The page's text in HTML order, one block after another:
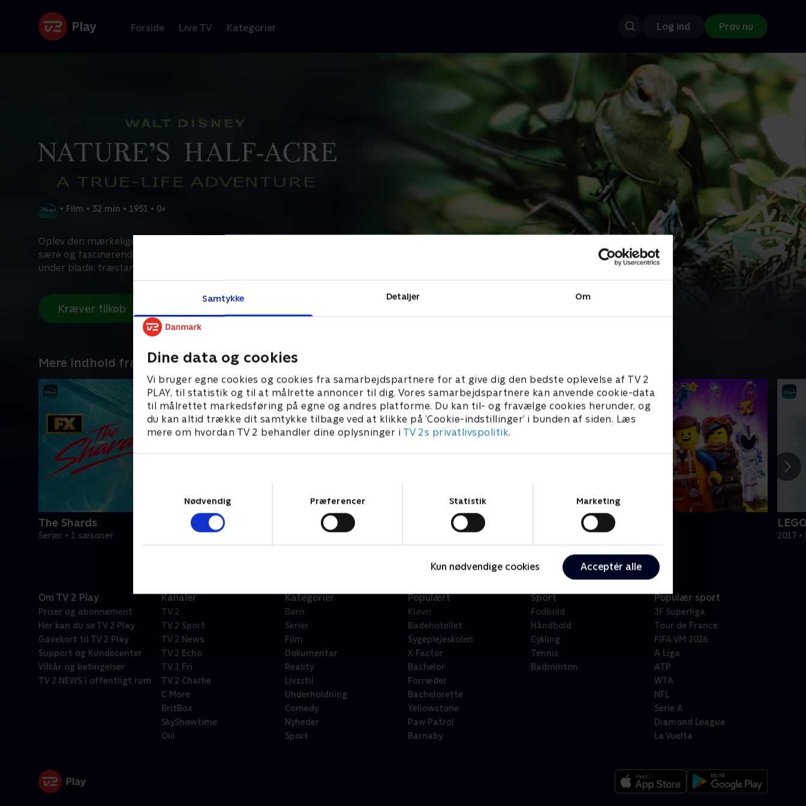
Samtykke Detaljer Om
Dine data og cookies
Vi bruger egne cookies og cookies fra samarbejdspartnere for at give dig den bedste oplevelse af TV 2
PLAY, til statistik og til at målrette annoncer til dig. Vores samarbejdspartnere kan anvende cookie-data
til målrettet markedsføring på egne og andres platforme. Du kan til- og fravælge cookies herunder, og
du kan altid trække dit samtykke tilbage ved at klikke på ’Cookie-indstillinger’ i bunden af siden. Læs
mere om hvordan TV 2 behandler dine oplysninger i TV 2s privatlivspolitik.
Nødvendig
Præferencer Statistik Marketing
Kun nødvendige cookies Acceptér alle
Forside Live TV Kategorier Log ind Prøv nu
• Film • 32 min • 1951 • 0+
Oplev den mærkelige og vidunderlige verden med millioner af
sære og fascinerende væsner, der lever under vores fødder,
under blade, træstammer og sten.
Kræver tilkøb
Mere indhold fra Disney+
The Shards
Serier • 1 sæsoner
Star Wars: Visions Presents - The Ninth Jedi
Serier • 1 sæsoner
LEGO filmen 2
2019 • Film • 1 t. 47 min 2017
Om TV 2 Play
Priser og abonnement
Her kan du se TV 2 Play
Gavekort til TV 2 Play
Support og Kundecenter
Vilkår og betingelser
TV 2 NEWS i offentligt rum
Kanaler
TV 2
TV 2 Sport
TV 2 News
TV 2 Echo
TV 2 Fri
TV 2 Charlie
C More
BritBox
SkyShowtime
Oiii
Kategorier
Børn
Serier
Film
Dokumentar
Reality
Livsstil
Underholdning
Comedy
Nyheder
Sport
Populært
Klovn
Badehotellet
Sygeplejeskolen
X Factor
Bachelor
Forræder
Bachelorette
Yellowstone
Paw Patrol
Barnaby
Sport
Fodbold
Håndbold
Cykling
Tennis
Badminton
Populær sport
3F Superliga
Tour de France
FIFA VM 2026
A Liga
ATP
WTA
NFL
Serie A
Diamond League
La Vuelta